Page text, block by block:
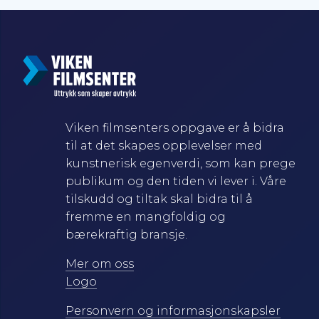
Viken filmsenters oppgave er å bidra
til at det skapes opplevelser med
kunstnerisk egenverdi, som kan prege
publikum og den tiden vi lever i. Våre
tilskudd og tiltak skal bidra til å
fremme en mangfoldig og
bærekraftig bransje.
Mer om oss
Logo
Personvern og informasjonskapsler